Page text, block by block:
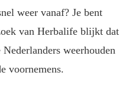
weer vanaf? Je bent
van Herbalife blijkt dat
weerhouden
voornemens.